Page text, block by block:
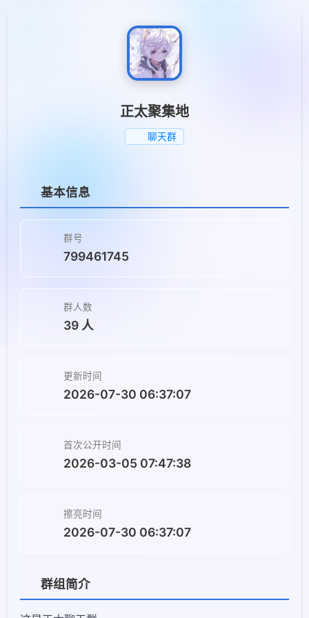
正太聚集地
聊天群
基本信息
群号
799461745
群人数
39 人
更新时间
2026-07-30 06:37:07
首次公开时间
2026-03-05 07:47:38
擦亮时间
2026-07-30 06:37:07
群组简介